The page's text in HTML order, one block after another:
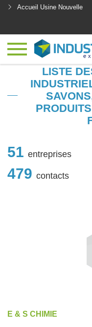
Accueil Usine Nouvelle
LISTE
51 entreprises
479 contacts
E & S CHIMIE